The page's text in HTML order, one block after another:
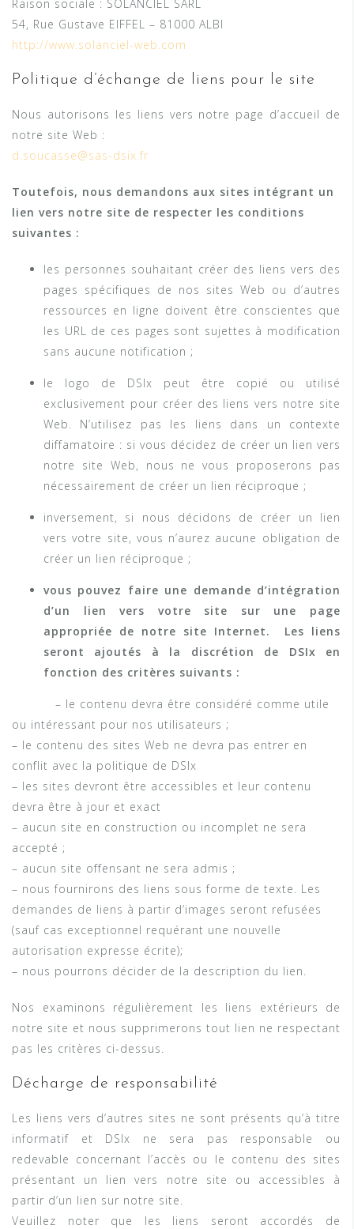
Raison sociale : SOLANCIEL SARL
54, Rue Gustave EIFFEL – 81000 ALBI
http://www.solanciel-web.com
Politique d’échange de liens pour le site
Nous autorisons les liens vers notre page d’accueil de
notre site Web :
d.soucasse@sas-dsix.fr
Toutefois, nous demandons aux sites intégrant un
lien vers notre site de respecter les conditions
suivantes :
les personnes souhaitant créer des liens vers des
pages spécifiques de nos sites Web ou d’autres
ressources en ligne doivent être conscientes que
les URL de ces pages sont sujettes à modification
sans aucune notification ;
le logo de DSIx peut être copié ou utilisé
exclusivement pour créer des liens vers notre site
Web. N’utilisez pas les liens dans un contexte
diffamatoire : si vous décidez de créer un lien vers
notre site Web, nous ne vous proposerons pas
nécessairement de créer un lien réciproque ;
inversement, si nous décidons de créer un lien
vers votre site, vous n’aurez aucune obligation de
créer un lien réciproque ;
vous pouvez faire une demande d’intégration
d’un lien vers votre site sur une page
appropriée de notre site Internet. Les liens
seront ajoutés à la discrétion de
DSIx en
fonction des critères suivants :
– le contenu devra être considéré comme utile
ou intéressant pour nos utilisateurs ;
– le contenu des sites Web ne devra pas entrer en
conflit avec la politique de DSIx
– les sites devront être accessibles et leur contenu
devra être à jour et exact
– aucun site en construction ou incomplet ne sera
accepté ;
– aucun site offensant ne sera admis ;
– nous fournirons des liens sous forme de texte. Les
demandes de liens à partir d’images seront refusées
(sauf cas exceptionnel requérant une nouvelle
autorisation expresse écrite);
– nous pourrons décider de la description du lien.
Nos examinons régulièrement les liens extérieurs de
notre site et nous supprimerons tout lien ne respectant
pas les critères ci-dessus.
Décharge de responsabilité
Les liens vers d’autres sites ne sont présents qu’à titre
informatif et DSIx ne sera pas responsable ou
redevable concernant l’accès ou le contenu des sites
présentant un lien vers notre site ou accessibles à
partir d’un lien sur notre site.
Veuillez noter que les liens seront accordés de